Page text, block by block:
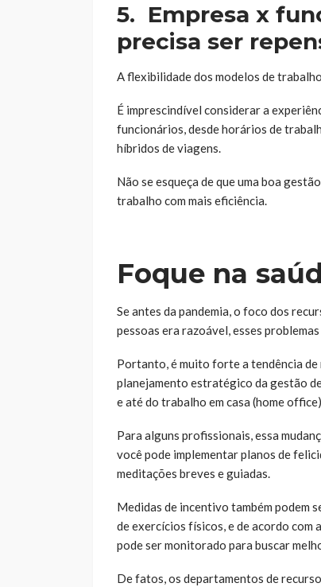
5. Empresa x
precisa ser
A flexibilidade dos modelos de
É imprescindível considerar a
funcionários, desde horários de
híbridos de viagens.
Não se esqueça de que uma boa
trabalho com mais eficiência.
Foque na
Se antes da pandemia, o foco dos
pessoas era razoável, esses
Portanto, é muito forte a tendência de
planejamento estratégico da gestão
e até do trabalho em casa (home
Para alguns profissionais, essa
você pode implementar planos de
meditações breves e guiadas.
Medidas de incentivo também podem
de exercícios físicos, e de acordo com
pode ser monitorado para buscar
De fatos, os departamentos de